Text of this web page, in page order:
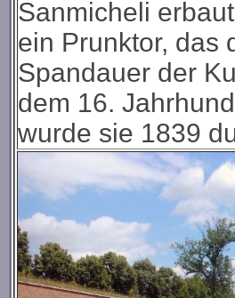
Sanmicheli
ein Prunktor, das
Spandauer der
dem 16.
wurde sie 1839